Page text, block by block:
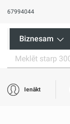
67994044
Biznesam
Ienākt